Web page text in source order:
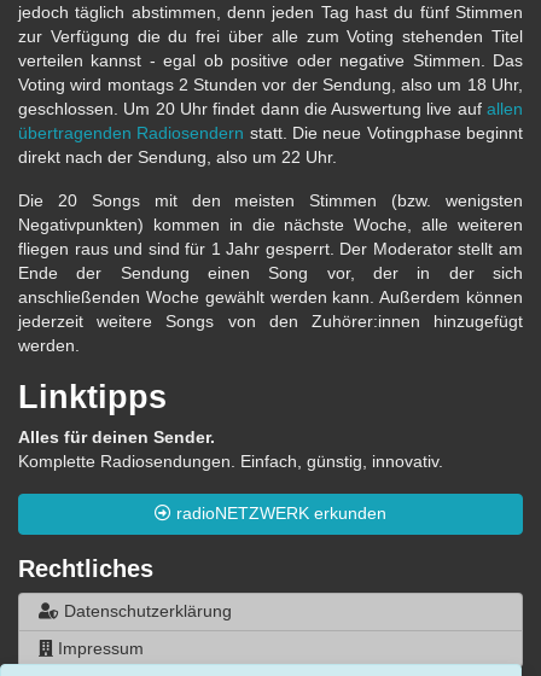
jedoch täglich abstimmen, denn jeden Tag hast du fünf Stimmen
zur Verfügung die du frei über alle zum Voting stehenden Titel
verteilen kannst - egal ob positive oder negative Stimmen. Das
Voting wird montags 2 Stunden vor der Sendung, also um 18 Uhr,
geschlossen. Um 20 Uhr findet dann die Auswertung live auf allen
übertragenden Radiosendern statt. Die neue Votingphase beginnt
direkt nach der Sendung, also um 22 Uhr.
Die 20 Songs mit den meisten Stimmen (bzw. wenigsten
Negativpunkten) kommen in die nächste Woche, alle weiteren
fliegen raus und sind für 1 Jahr gesperrt. Der Moderator stellt am
Ende der Sendung einen Song vor, der in der sich
anschließenden Woche gewählt werden kann. Außerdem können
jederzeit weitere Songs von den Zuhörer:innen hinzugefügt
werden.
Linktipps
Alles für deinen Sender.
Komplette Radiosendungen. Einfach, günstig, innovativ.
radioNETZWERK erkunden
Rechtliches
Datenschutzerklärung
Impressum